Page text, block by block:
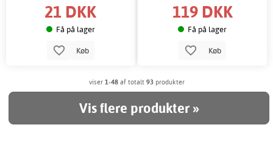
21 DKK
Få på lager
Køb
119 DKK
Få på lager
Køb
viser 1-48af totalt 93produkter
Vis flere produkter »